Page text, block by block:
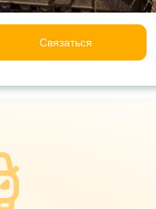
Связаться